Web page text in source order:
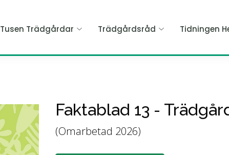
Tusen Trädgårdar Trädgårdsråd Tidningen
Faktablad 13 -
(Omarbetad 2026)